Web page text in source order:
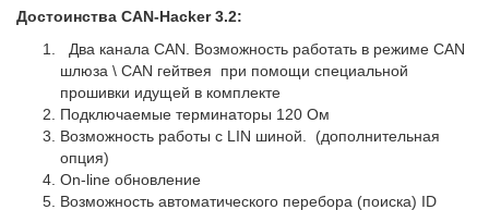
Достоинства CAN-Hacker 3.2:
Два канала CAN. Возможность работать в режиме CAN
шлюза \ CAN гейтвея при помощи специальной
прошивки идущей в комплекте
Подключаемые терминаторы 120 Ом
Возможность работы с LIN шиной. (дополнительная
опция)
On-line обновление
Возможность автоматического перебора (поиска) ID